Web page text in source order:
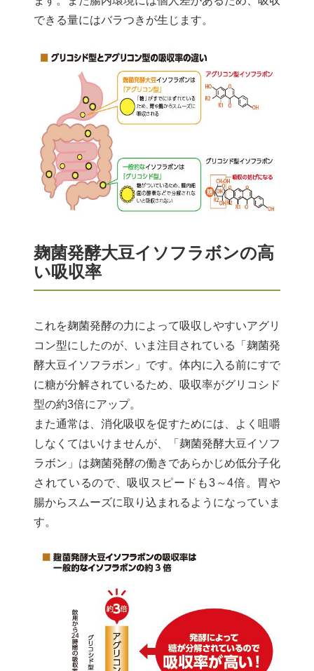
できる量にはバラつきが生じます。
麹菌発酵大豆イソフラボンの高
い吸収率
これを麹菌発酵の力によって吸収しやすいアグリ
コン型にしたのが、いま注目されている「麹菌発
酵大豆イソフラボン」です。体内に入る前にすで
に糖が分解されているため、吸収率がグリコシド
型の約3倍にアップ。
また通常は、消化吸収を促すためには、よく咀嚼
しなくてはいけませんが、「麹菌発酵大豆イソフ
ラボン」は麹菌発酵の働きであらかじめ低分子化
されているので、吸収スピードも3～4倍。胃や
腸からスムーズに取り込まれるようになっていま
す。